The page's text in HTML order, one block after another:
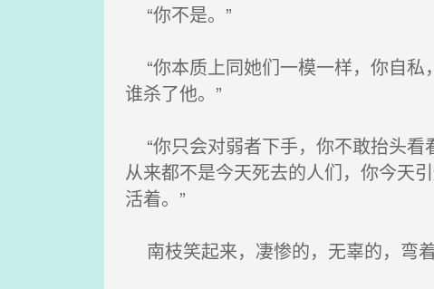
“你不是。”
“你本质上同她们一模一样，你自私
谁杀了他。”
“你只会对弱者下手，你不敢抬头看
从来都不是今天死去的人们，你今天
活着。”
南枝笑起来，凄惨的，无辜的，弯着